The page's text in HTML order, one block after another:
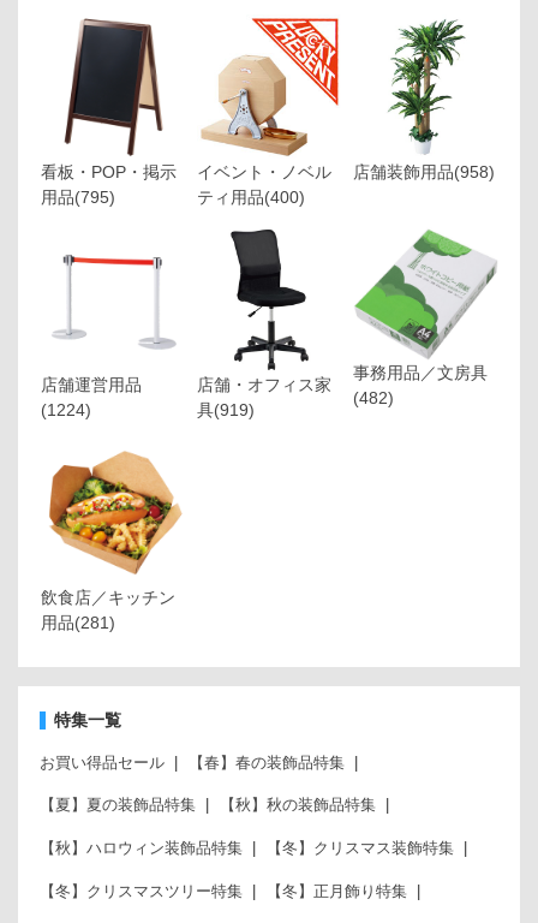
看板・POP・掲示
用品(795)
イベント・ノベル
ティ用品(400)
店舗装飾用品(958)
店舗運営用品
(1224)
店舗・オフィス家
具(919)
事務用品／文房具
(482)
飲食店／キッチン
用品(281)
特集一覧
お買い得品セール 【春】春の装飾品特集
【夏】夏の装飾品特集 【秋】秋の装飾品特集
【秋】ハロウィン装飾品特集 【冬】クリスマス装飾特集
【冬】クリスマスツリー特集 【冬】正月飾り特集